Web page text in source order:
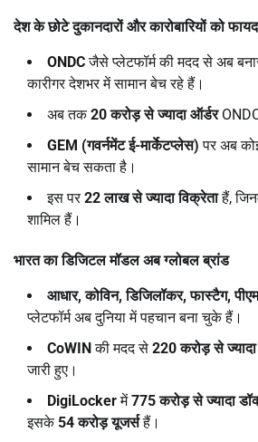
देश के छोटे दुकानदारों और कारोबारियों को
ONDCजैसे प्लेटफॉर्म की मदद से अब
कारीगर देशभर में सामान बेच रहे हैं।
अब तक20करोड़ से ज्यादा ऑर्डर
GEM (गवर्नमेंट ई-मार्केटप्लेस) पर अब
सामान बेच सकता है।
इस पर22लाख से ज्यादा विक्रेताहैं,
शामिल हैं।
भारत का डिजिटल मॉडल अब ग्लोबल ब्रांड
आधार,कोविन,डिजिलॉकर,फास्टैग,
प्लेटफॉर्म अब दुनिया में पहचान बना चुके हैं।
CoWINकी मदद से 220करोड़ से
जारी हुए।
DigiLockerमें775करोड़ से ज्यादा
इसके54करोड़ यूजर्सहैं।